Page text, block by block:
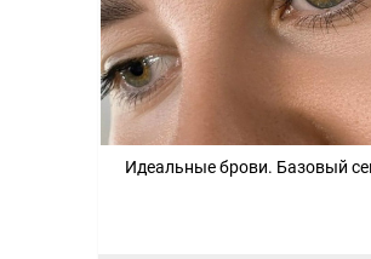
Идеальные брови. Базовый